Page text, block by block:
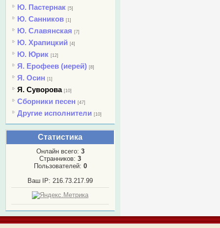
Ю. Пастернак [5]
Ю. Санников [1]
Ю. Славянская [7]
Ю. Храпицкий [4]
Ю. Юрик [12]
Я. Ерофеев (иерей) [8]
Я. Осин [1]
Я. Суворова [10]
Сборники песен [47]
Другие исполнители [10]
Статистика
Онлайн всего: 3
Странников: 3
Пользователей: 0
Ваш IP: 216.73.217.99